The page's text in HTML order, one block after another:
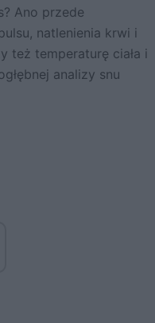
Ano przede
natlenienia krwi i
też temperaturę ciała i
analizy snu